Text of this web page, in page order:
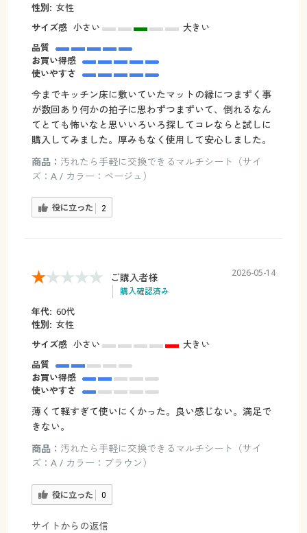
性別: 女性
サイズ感 小さい
大きい
品質
お買い得感
使いやすさ
今までキッチン床に敷いていたマットの縁につまずく事
が数回あり何かの拍子に思わずつまずいて、倒れるなん
てとても怖いなと思いいろいろ探してコレならと試しに
購入してみました。厚みもなく使用して安心しました。
商品： 汚れたら手軽に交換できるマルチシート（サイ
ズ：A / カラー：ベージュ）
役に立った 2
ご購入者様
購入確認済み
2026-05-14
年代: 60代
性別: 女性
サイズ感 小さい
大きい
品質
お買い得感
使いやすさ
薄くて軽すぎて使いにくかった。良い感じない。満足で
きない。
商品： 汚れたら手軽に交換できるマルチシート（サイ
ズ：A / カラー：ブラウン）
役に立った 0
サイトからの返信